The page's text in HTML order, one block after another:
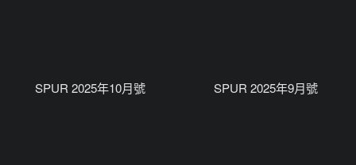
SPUR 2025年10月號 SPUR 2025年9月號